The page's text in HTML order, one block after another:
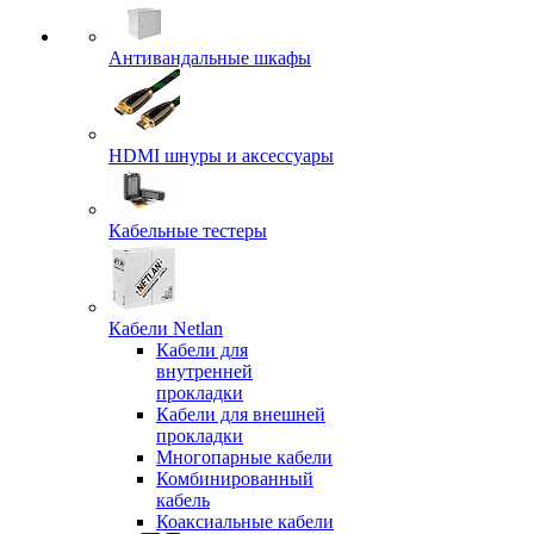
Антивандальные шкафы
HDMI шнуры и аксессуары
Кабельные тестеры
Кабели Netlan
Кабели для
внутренней
прокладки
Кабели для внешней
прокладки
Многопарные кабели
Комбинированный
кабель
Коаксиальные кабели